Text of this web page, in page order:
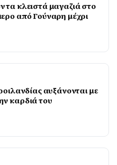
τα κλειστά μαγαζιά στο
από Γούναρη μέχρι
αυξάνονται με
καρδιά του